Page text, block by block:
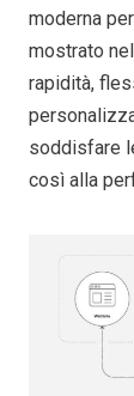
moderna
mostrato
rapidità,
soddisfare
così alla